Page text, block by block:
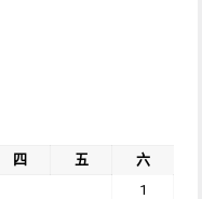
四 五 六
1